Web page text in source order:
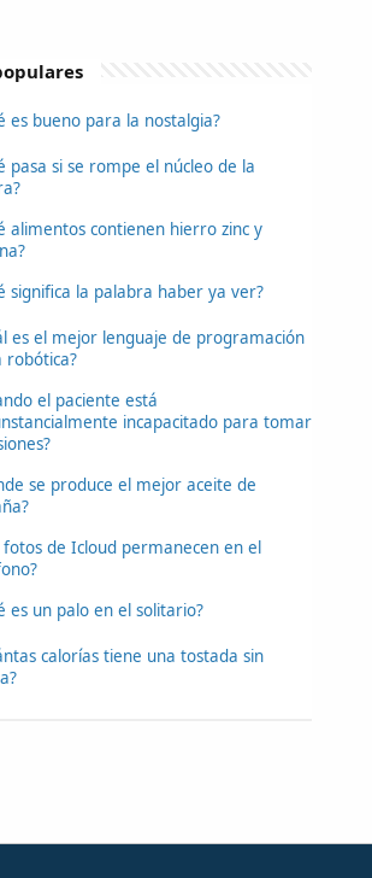
es bueno para la nostalgia?
pasa si se rompe el núcleo de la
alimentos contienen hierro zinc y
significa la palabra haber ya ver?
es el mejor lenguaje de programación
robótica?
el paciente está
incapacitado para tomar
se produce el mejor aceite de
fotos de Icloud permanecen en el
es un palo en el solitario?
calorías tiene una tostada sin